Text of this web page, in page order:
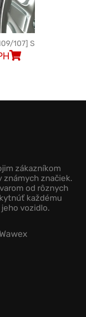
107] S
zákazníkom
známych značiek.
od rôznych
každému
vozidlo.